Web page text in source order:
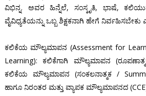
ವಿಭಿನ್ನ. ಅವರ ಹಿನ್ನೆಲೆ, ಸಂಸ್ಕೃತಿ, ಭಾಷೆ,
ವೈವಿಧ್ಯತೆಯನ್ನು ಒಬ್ಬ ಶಿಕ್ಷಕನಾಗಿ ಹೇಗೆ ನಿರ್ವಹಿಸಬೇಕು
ಕಲಿಕೆಯ ಮೌಲ್ಯಮಾಪನ (Assessment for
Learning): ಕಲಿಕೆಗಾಗಿ ಮೌಲ್ಯಮಾಪನ
ಕಲಿಕೆಯ ಮೌಲ್ಯಮಾಪನ (ಸಂಕಲನಾತ್ಮಕ /
ಹಾಗೂ ನಿರಂತರ ಮತ್ತು ವ್ಯಾಪಕ ಮೌಲ್ಯಮಾಪನದ